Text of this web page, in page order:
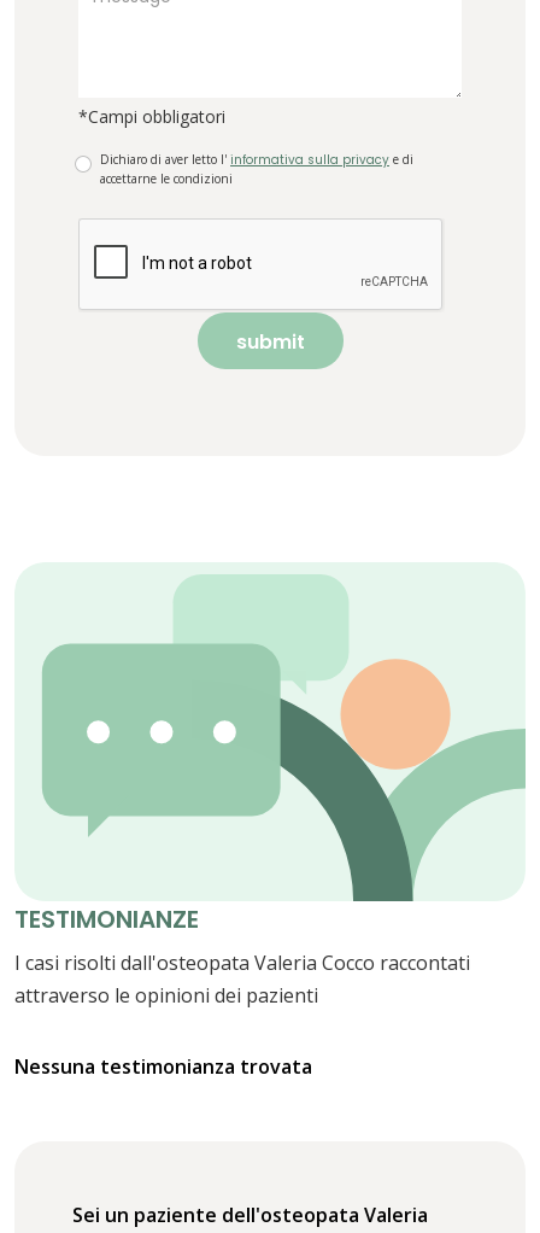
*Campi obbligatori
Dichiaro di aver letto l' informativa sulla privacy e di
accettarne le condizioni
submit
TESTIMONIANZE
I casi risolti dall'osteopata Valeria Cocco raccontati
attraverso le opinioni dei pazienti
Nessuna testimonianza trovata
Sei un paziente dell'osteopata Valeria